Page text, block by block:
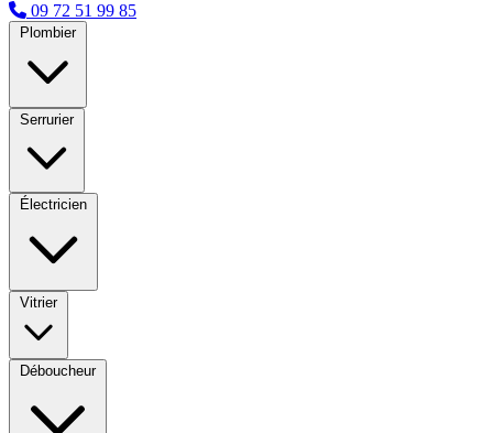
09 72 51 99 85
Plombier
Serrurier
Électricien
Vitrier
Déboucheur